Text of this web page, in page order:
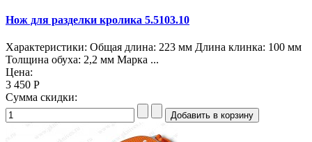
Нож для разделки кролика 5.5103.10
Характеристики: Общая длина: 223 мм Длина клинка: 100 мм
Толщина обуха: 2,2 мм Марка ...
Цена:
3 450 Р
Сумма скидки: